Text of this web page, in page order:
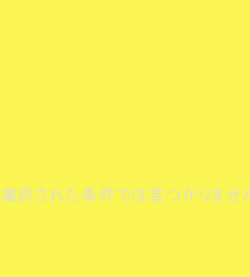
選択された条件では見つかりませ